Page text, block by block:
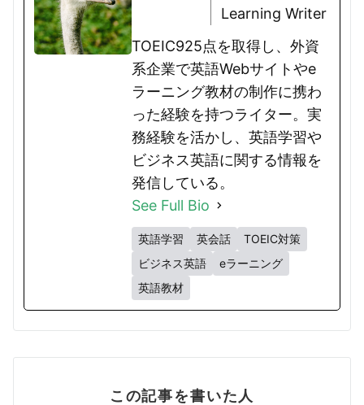
Learning Writer
TOEIC925点を取得し、外資
系企業で英語Webサイトやe
ラーニング教材の制作に携わ
った経験を持つライター。実
務経験を活かし、英語学習や
ビジネス英語に関する情報を
発信している。
See Full Bio
英語学習 英会話
TOEIC対策
ビジネス英語
eラーニング
英語教材
この記事を書いた人